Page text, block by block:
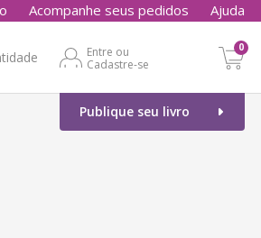
Acompanhe seus pedidos Ajuda
Entre ou
Cadastre-se
0
Publique seu livro